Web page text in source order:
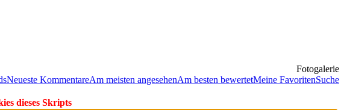
Fotogalerie
Neueste KommentareAm meisten angesehenAm besten bewertetMeine FavoritenSuche
dieses Skripts